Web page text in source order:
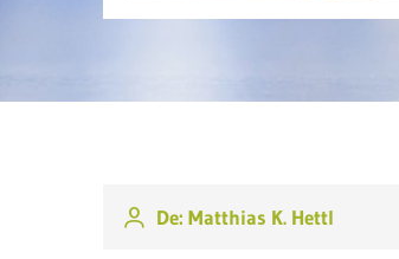
De: Matthias K. Hettl